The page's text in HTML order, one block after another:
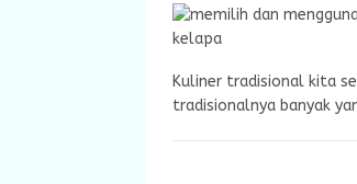
Kuliner tradisional kita
tradisionalnya banyak